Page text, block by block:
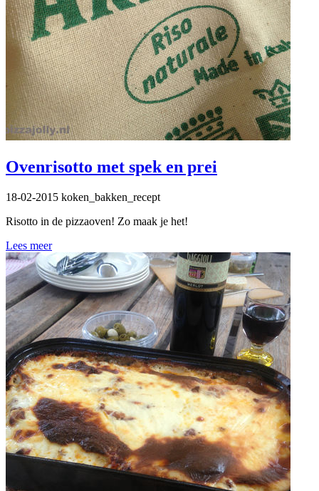
Ovenrisotto met spek en prei
18-02-2015 koken_bakken_recept
Risotto in de pizzaoven! Zo maak je het!
Lees meer